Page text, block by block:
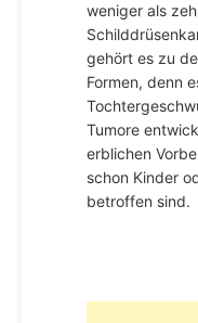
weniger als
gehört es zu
Formen, denn
Tumore
erblichen
schon Kinder
betroffen sind.